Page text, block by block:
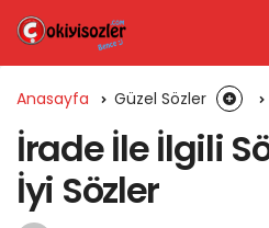
Anasayfa Güzel Sözler
İrade İle İlgili
İyi Sözler